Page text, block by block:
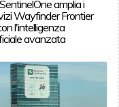
SentinelOne amplia i
Wayfinder Frontier
l'intelligenza
avanzata